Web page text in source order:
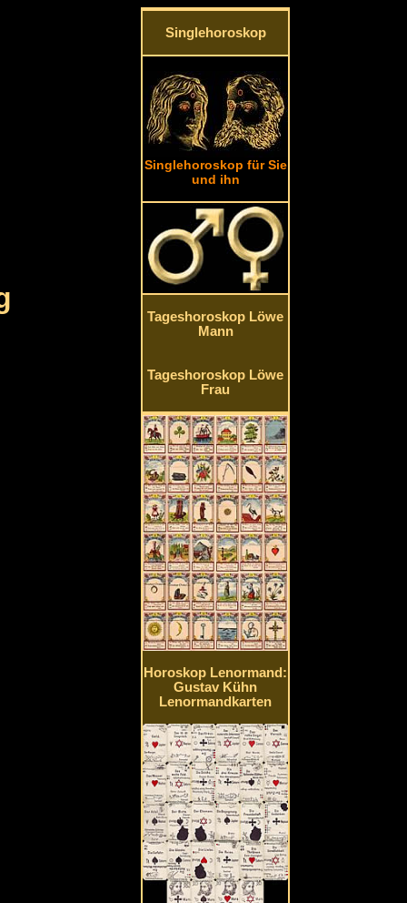
Singlehoroskop
Singlehoroskop für Sie
und ihn
Tageshoroskop Löwe
Mann
Tageshoroskop Löwe
Frau
Horoskop Lenormand:
Gustav Kühn
Lenormandkarten